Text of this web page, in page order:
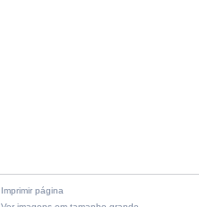
Imprimir página